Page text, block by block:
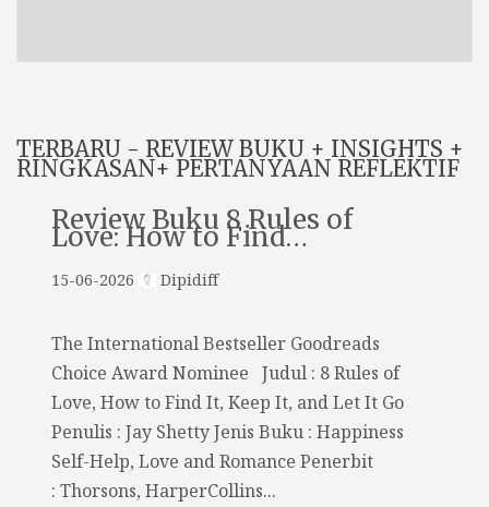
TERBARU - REVIEW BUKU + INSIGHTS +
RINGKASAN+ PERTANYAAN REFLEKTIF
Review Buku 8 Rules of
Love: How to Find…
15-06-2026 Dipidiff
The International Bestseller Goodreads
Choice Award Nominee Judul : 8 Rules of
Love, How to Find It, Keep It, and Let It Go
Penulis : Jay Shetty Jenis Buku : Happiness
Self-Help, Love and Romance Penerbit
: Thorsons, HarperCollins...